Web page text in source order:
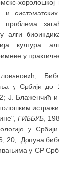
и
алги
култура
у
у Србији до
2; Ј. Блаженчић и
ГИББУБ ,
у
20; „Допуна
у СР